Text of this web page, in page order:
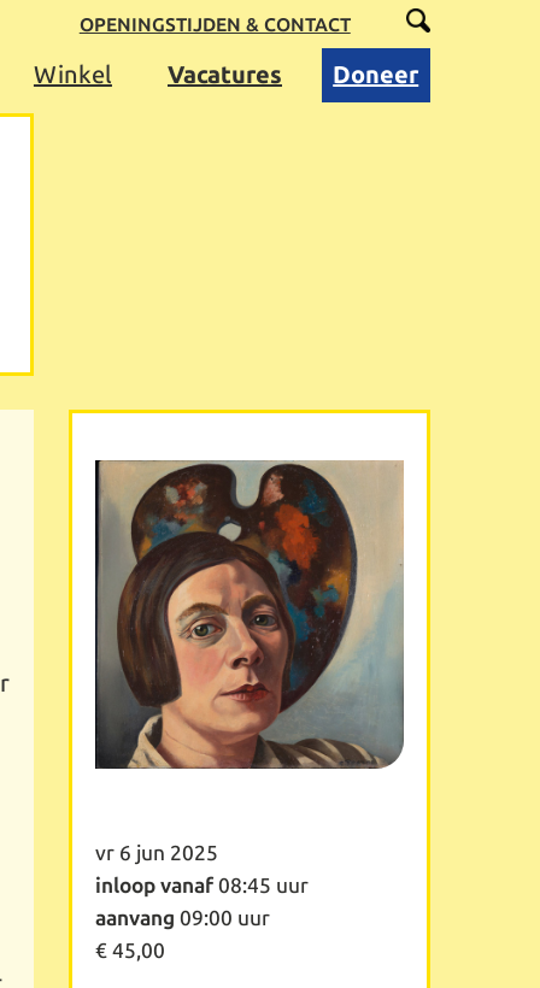
OPENINGSTIJDEN & CONTACT
Winkel Vacatures Doneer
vr 6 jun 2025
inloop vanaf08:45 uur
aanvang 09:00 uur
€ 45,00